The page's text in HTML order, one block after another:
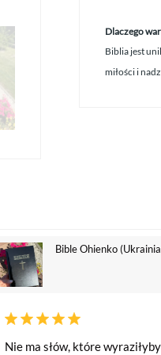
Dlaczego
Biblia jest
miłości i
Bible Ohienko
Nie ma słów, które